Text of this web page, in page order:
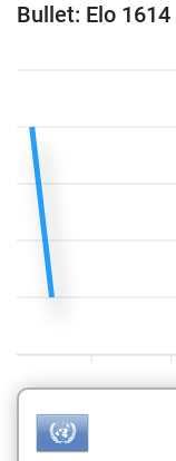
Bullet: Elo 1614